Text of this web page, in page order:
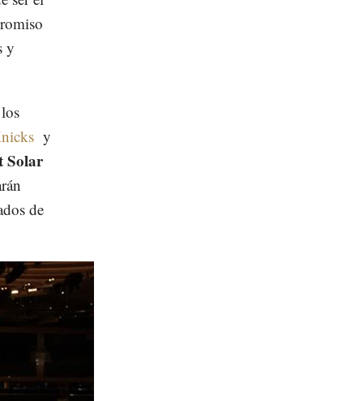
y
y
Solar
de